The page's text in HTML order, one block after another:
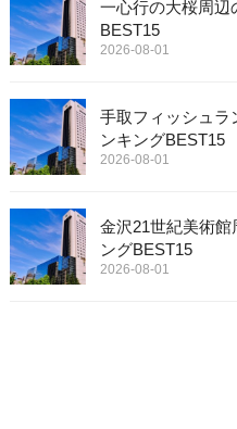
一心行の大桜周辺
BEST15
2026-08-01
手取フィッシュラ
ンキングBEST15
2026-08-01
金沢21世紀美術
ングBEST15
2026-08-01